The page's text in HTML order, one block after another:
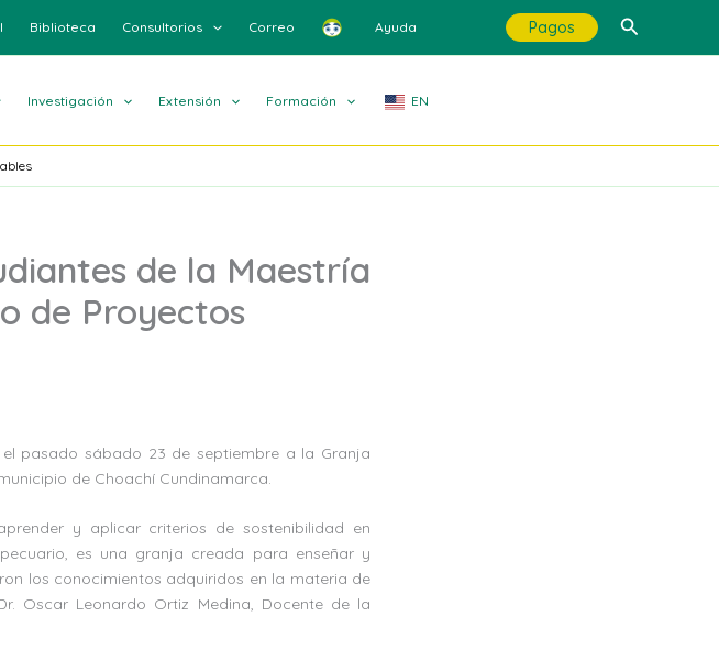
Biblioteca Consultorios Correo Ayuda Pagos Buscar
Investigación Extensión Formación EN
de la Maestría
de Proyectos
pasado sábado 23 de septiembre a la Granja
de Choachí Cundinamarca.
y aplicar criterios de sostenibilidad en
es una granja creada para enseñar y
los conocimientos adquiridos en la materia de
Oscar Leonardo Ortiz Medina, Docente de la